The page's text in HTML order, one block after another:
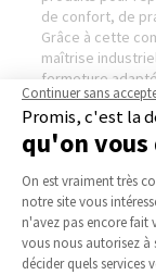
de confort, de
Grâce à cette
maîtrise
fermeture
Visiter le site de
AGENCE DE
Qui sommes-nous
Actualités
Continuer sans
Promis, c'est la
qu'on vous
Plateforme
On est vraiment très
notre site vous
n'avez pas encore fait
vous nous autorisez à
décider quels services